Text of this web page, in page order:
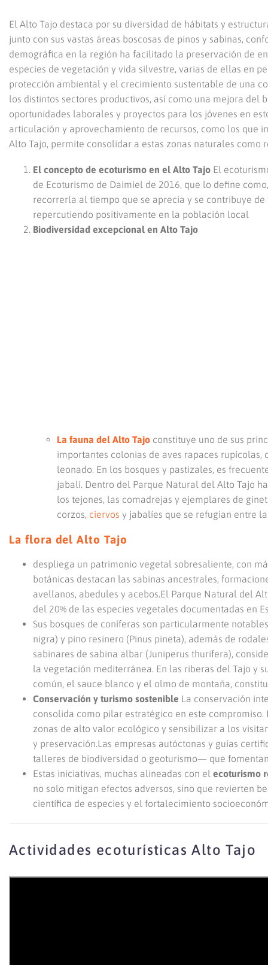
El Alto Tajo destaca por su diversidad de hábitats y
junto con sus vastas áreas boscosas de pinos y sabinas,
demográfica en la región ha facilitado la preservación de
especies de vegetación y vida silvestre, varias de ellas en
protección ambiental y el crecimiento sustentable de una
los distintos sectores productivos, así como una mejora
oportunidades laborales y proyectos para los jóvenes en
articulación y aprovechamiento de recursos, como los
Alto Tajo, permite consolidar a estas zonas naturales como
El concepto de ecoturismo en el Alto Tajo El
de Ecoturismo de Daimiel de 2016, que lo define
recorrerla al tiempo que se aprecia y se contribuye
repercutiendo positivamente en la población local
Biodiversidad excepcional en Alto Tajo
La fauna del Alto Tajo constituye uno de sus
importantes colonias de aves rapaces
leonado. En los bosques y pastizales, es
jabalí. Dentro del Parque Natural del Alto Tajo
los tejones, las comadrejas y ejemplares de
corzos, ciervos y jabalíes que se refugian entre
La flora del Alto Tajo
despliega un patrimonio vegetal sobresaliente, con
botánicas destacan las sabinas ancestrales,
avellanos, abedules y acebos.El Parque Natural del
del 20% de las especies vegetales documentadas en
Sus bosques de coníferas son particularmente
nigra) y pino resinero (Pinus pineta), además de
sabinares de sabina albar (Juniperus thurifera),
la vegetación mediterránea. En las riberas del Tajo y
común, el sauce blanco y el olmo de montaña,
Conservación y turismo sostenible La conservación
consolida como pilar estratégico en este
zonas de alto valor ecológico y sensibilizar a los
y preservación.Las empresas autóctonas y guías
talleres de biodiversidad o geoturismo— que
Estas iniciativas, muchas alineadas con el ecoturismo
no solo mitigan efectos adversos, sino que revierten
científica de especies y el fortalecimiento
Actividades ecoturísticas Alto Tajo